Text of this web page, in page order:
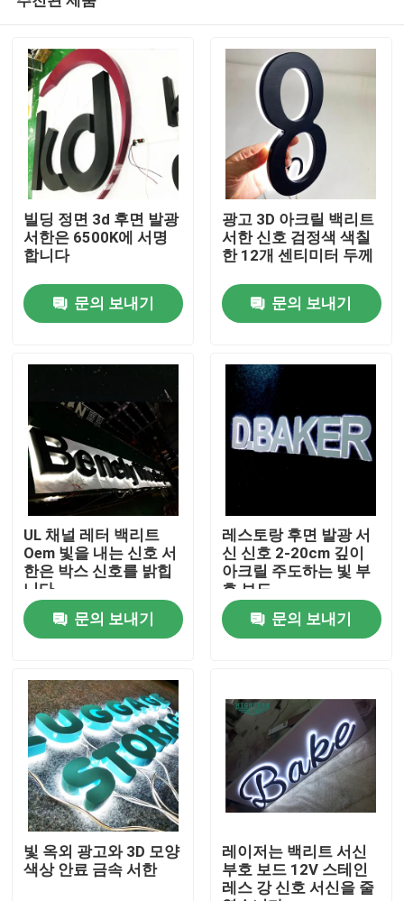
제품
우리에 대하여
공장 여행
품질 관리
인용문을 요구하세요
3d 서한 신호
채널 레터 신호
빌딩 정면 3d 후면 발광
서한은 6500K에 서명
합니다
문의 보내기
광고 3D 아크릴 백리트
서한 신호 검정색 색칠
한 12개 센티미터 두께
문의 보내기
UL 채널 레터 백리트
Oem 빛을 내는 신호 서
한은 박스 신호를 밝힙
니다
문의 보내기
레스토랑 후면 발광 서
신 신호 2-20cm 깊이
아크릴 주도하는 빛 부
호 보드
문의 보내기
빛 옥외 광고와 3D 모양
색상 안료 금속 서한
레이저는 백리트 서신
부호 보드 12V 스테인
레스 강 신호 서신을 줄